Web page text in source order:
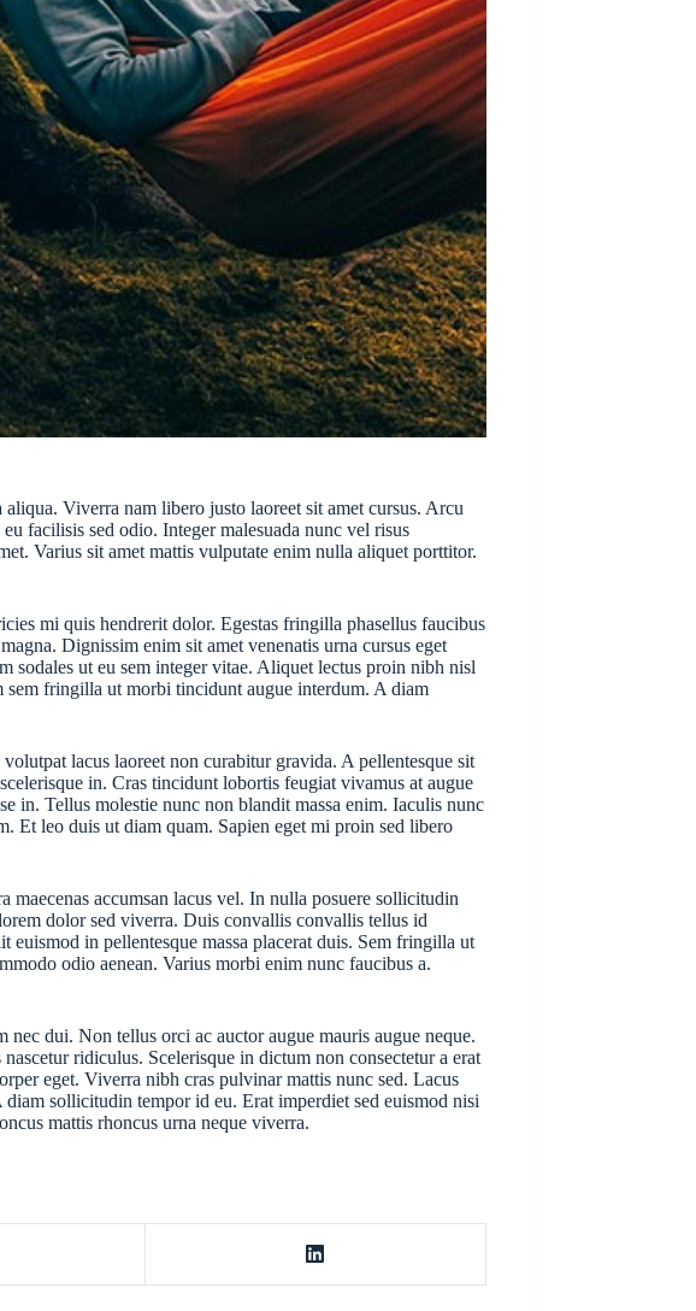
Viverra nam libero justo laoreet sit amet cursus. Arcu
facilisis sed odio. Integer malesuada nunc vel risus
Varius sit amet mattis vulputate enim nulla aliquet porttitor.
mi quis hendrerit dolor. Egestas fringilla phasellus faucibus
Dignissim enim sit amet venenatis urna cursus eget
sodales ut eu sem integer vitae. Aliquet lectus proin nibh nisl
sem fringilla ut morbi tincidunt augue interdum. A diam
lacus laoreet non curabitur gravida. A pellentesque sit
in. Cras tincidunt lobortis feugiat vivamus at augue
in. Tellus molestie nunc non blandit massa enim. Iaculis nunc
Et leo duis ut diam quam. Sapien eget mi proin sed libero
accumsan lacus vel. In nulla posuere sollicitudin
dolor sed viverra. Duis convallis convallis tellus id
in pellentesque massa placerat duis. Sem fringilla ut
odio aenean. Varius morbi enim nunc faucibus a.
dui. Non tellus orci ac auctor augue mauris augue neque.
ridiculus. Scelerisque in dictum non consectetur a erat
eget. Viverra nibh cras pulvinar mattis nunc sed. Lacus
sollicitudin tempor id eu. Erat imperdiet sed euismod nisi
mattis rhoncus urna neque viverra.